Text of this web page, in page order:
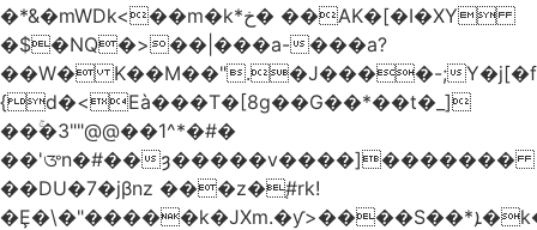
�*&�mWDk<��m�k*خ� ��AK�[�I�XY
�$�NQ�>��|���a-���a?
��W� K��M��".�J����-;
{d�<Eà���T�[8g��G��*��t�_]
��ۚ�3""@@��1^*�#�
��'ᤅn�#��ȝ�����v����]�������
��DU�7�jβnz ���z�֚#rk!
�Ȩ�\�"�����k�JXm.�ƴ>����S��*ܐ�k��nJ�